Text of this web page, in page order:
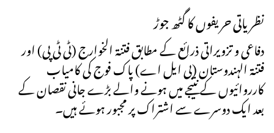
نظریاتی حریفوں کا گٹھ جوڑ
دفاعی و تزویراتی ذرائع کے مطابق فتنۃ الخوارج (ٹی ٹی پی) اور
فتنۃ الہندوستان (بی ایل اے) پاک فوج کی کامیاب
کارروائیوں کے نتیجے میں ہونے والے بڑے جانی نقصان کے
بعد ایک دوسرے سے اشتراک پر مجبور ہوئے ہیں۔